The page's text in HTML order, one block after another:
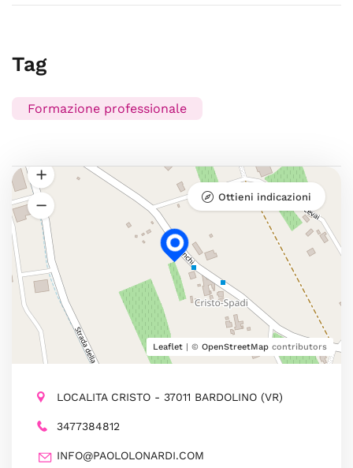
Tag
Formazione professionale
Leaflet | © OpenStreetMap contributors
Ottieni indicazioni
LOCALITA CRISTO - 37011 BARDOLINO (VR)
3477384812
INFO@PAOLOLONARDI.COM